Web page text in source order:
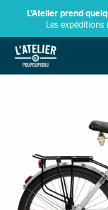
L’Atelier prend
Les expéditions